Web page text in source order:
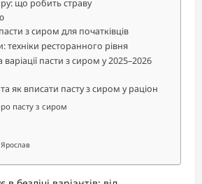
що робить страву
з сиром для початківців
техніки ресторанного рівня
варіації пасти з сиром у 2025–2026
як вписати пасту з сиром у раціон
пасту з сиром